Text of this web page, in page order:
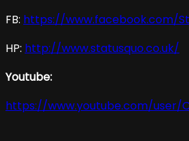
FB: https://www.facebook.com/
HP: http://www.statusquo.co.uk/
Youtube:
https://www.youtube.com/user/